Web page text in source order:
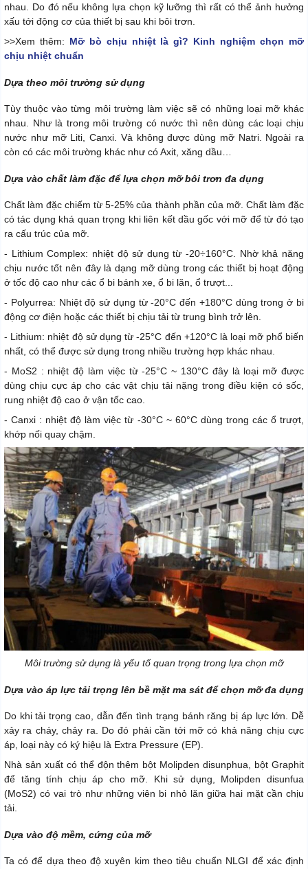
nhau. Do đó nếu không lựa chọn kỹ lưỡng thì rất có thể ảnh hưởng
xấu tới động cơ của thiết bị sau khi bôi trơn.
>>Xem thêm: Mỡ bò chịu nhiệt là gì? Kinh nghiệm chọn mỡ
chịu nhiệt chuẩn
Dựa theo môi trường sử dụng
Tùy thuộc vào từng môi trường làm việc sẽ có những loại mỡ khác
nhau. Như là trong môi trường có nước thì nên dùng các loại chịu
nước như mỡ Liti, Canxi. Và không được dùng mỡ Natri. Ngoài ra
còn có các môi trường khác như có Axit, xăng dầu…
Dựa vào chất làm đặc để lựa chọn mỡ bôi trơn đa dụng
Chất làm đặc chiếm từ 5-25% của thành phần của mỡ. Chất làm đặc
có tác dụng khá quan trọng khi liên kết dầu gốc với mỡ để từ đó tạo
ra cấu trúc của mỡ.
- Lithium Complex: nhiệt độ sử dụng từ -20÷160°C. Nhờ khả năng
chịu nước tốt nên đây là dạng mỡ dùng trong các thiết bị hoạt động
ở tốc độ cao như các ổ bi bánh xe, ổ bi lăn, ổ trượt...
- Polyurrea: Nhiệt độ sử dụng từ -20°C đến +180°C dùng trong ở bi
động cơ điện hoặc các thiết bị chịu tải từ trung bình trở lên.
- Lithium: nhiệt độ sử dụng từ -25°C đến +120°C là loại mỡ phổ biến
nhất, có thể được sử dụng trong nhiều trường hợp khác nhau.
- MoS2 : nhiệt độ làm việc từ -25°C ~ 130°C đây là loại mỡ được
dùng chịu cực áp cho các vật chịu tải nặng trong điều kiện có sốc,
rung nhiệt độ cao ở vận tốc cao.
- Canxi : nhiệt độ làm việc từ -30°C ~ 60°C dùng trong các ổ trượt,
khớp nối quay chậm.
Môi trường sử dụng là yếu tố quan trọng trong lựa chọn mỡ
Dựa vào áp lực tải trọng lên bề mặt ma sát để chọn mỡ đa dụng
Do khi tải trọng cao, dẫn đến tình trạng bánh răng bị áp lực lớn. Dễ
xảy ra cháy, chảy ra. Do đó phải cần tới mỡ có khả năng chịu cực
áp, loại này có ký hiệu là Extra Pressure (EP).
Nhà sản xuất có thể độn thêm bột Molipden disunphua, bột Graphit
để tăng tính chịu áp cho mỡ. Khi sử dụng, Molipden disunfua
(MoS2) có vai trò như những viên bi nhỏ lăn giữa hai mặt cần chịu
tải.
Dựa vào độ mềm, cứng của mỡ
Ta có để dựa theo độ xuyên kim theo tiêu chuẩn NLGI để xác định